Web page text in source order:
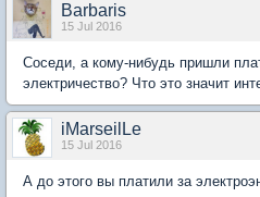
Barbaris
15 Jul 2016
Соседи, а кому-нибудь пришли
электричество? Что это значит
iMarseilLe
15 Jul 2016
А до этого вы платили за